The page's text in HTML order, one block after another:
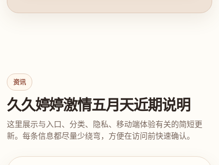
资讯
久久婷婷激情五月天近期说明
这里展示与入口、分类、隐私、移动端体验有关的简短更
新。每条信息都尽量少绕弯，方便在访问前快速确认。